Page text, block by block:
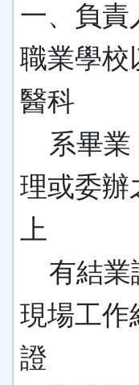
一、負責
職業學校
醫科
系畢業
理或委辦
上
有結業
現場工作
證